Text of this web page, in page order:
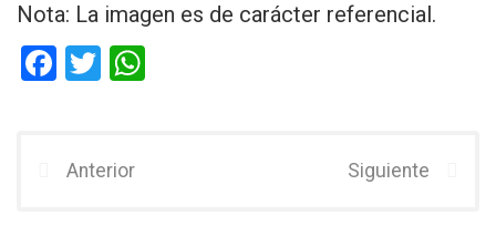
Nota: La imagen es de carácter referencial.
F
b
T
er
Anterior Siguiente